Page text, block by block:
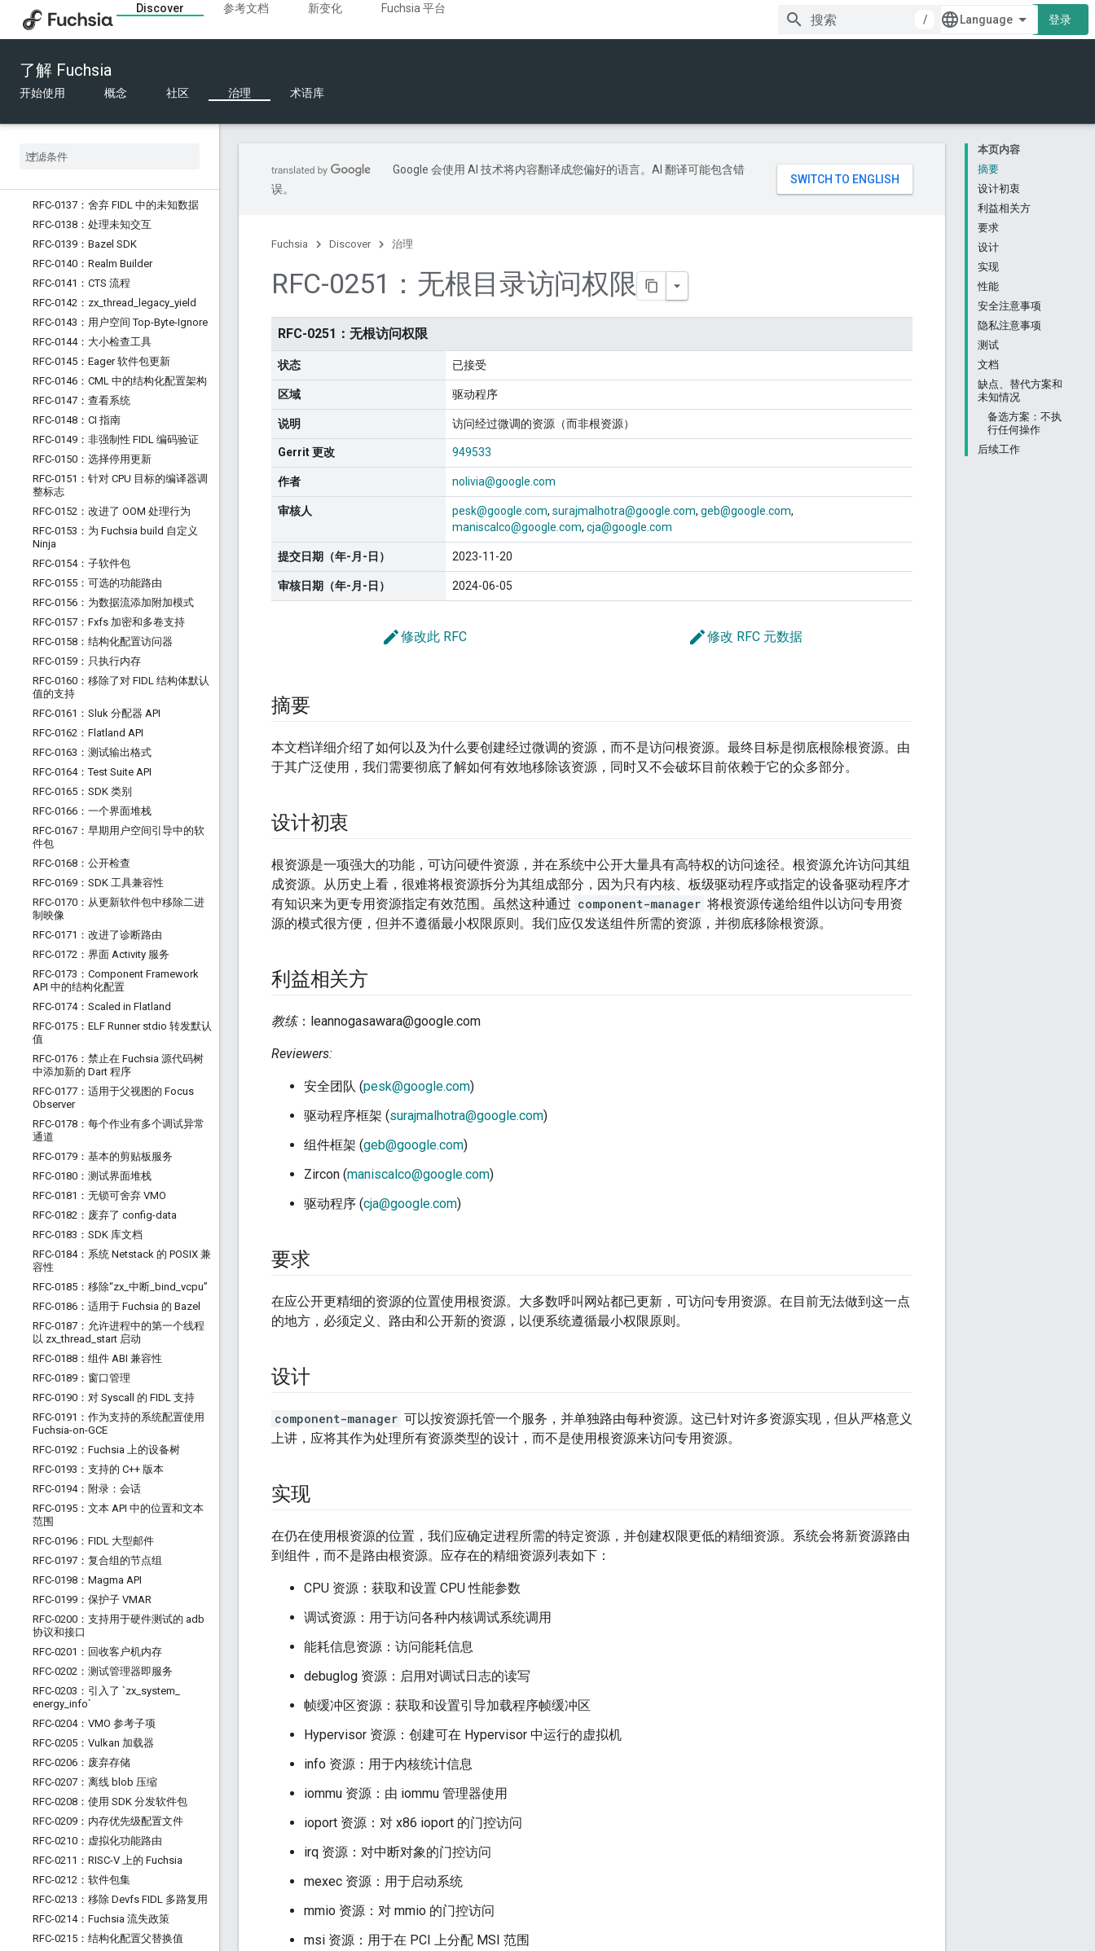
Discover 参考文档 新变化
Fuchsia 平台
/
登录
了解 Fuchsia
开始使用 概念 社区 治理 术语库
RFC-0128：引入 `zx_vcpu_kick`
RFC-0131：FIDL 有线格式的设计原则
RFC-0132：FIDL 表大小限制
RFC-0135：将系统 ABI 修订版本编码
成软件包
RFC-0137：舍弃 FIDL 中的未知数据
RFC-0138：处理未知交互
RFC-0139：Bazel SDK
RFC-0140：Realm Builder
RFC-0141：CTS 流程
RFC-0142：zx _thread legacy yield
RFC-0143：用户空间 Top-Byte-Ignore
RFC-0144：大小检查工具
RFC-0145：Eager 软件包更新
RFC-0146：CML 中的结构化配置架构
RFC-0147：查看系统
RFC-0148：CI 指南
RFC-0149：非强制性 FIDL 编码验证
RFC-0150：选择停用更新
RFC-0151：针对 CPU 目标的编译器调
整标志
RFC-0152：改进了 OOM 处理行为
RFC-0153：为 Fuchsia build 自定义
Ninja
RFC-0154：子软件包
RFC-0155：可选的功能路由
RFC-0156：为数据流添加附加模式
RFC-0157：Fxfs 加密和多卷支持
RFC-0158：结构化配置访问器
RFC-0159：只执行内存
RFC-0160：移除了对 FIDL 结构体默认
值的支持
RFC-0161：Sluk 分配器 API
RFC-0162：Flatland API
RFC-0163：测试输出格式
RFC-0164：Test Suite API
RFC-0165：SDK 类别
RFC-0166：一个界面堆栈
RFC-0167：早期用户空间引导中的软
件包
RFC-0168：公开检查
RFC-0169：SDK 工具兼容性
RFC-0170：从更新软件包中移除二进
制映像
RFC-0171：改进了诊断路由
RFC-0172：界面 Activity 服务
RFC-0173：Component Framework
API 中的结构化配置
RFC-0174：Scaled in Flatland
RFC-0175：ELF Runner stdio 转发默认
值
RFC-0176：禁止在 Fuchsia 源代码树
中添加新的 Dart 程序
RFC-0177：适用于父视图的 Focus
Observer
RFC-0178：每个作业有多个调试异常
通道
RFC-0179：基本的剪贴板服务
RFC-0180：测试界面堆栈
RFC-0181：无锁可舍弃 VMO
RFC-0182：废弃了 config-data
RFC-0183：SDK 库文档
RFC-0184：系统 Netstack 的 POSIX 兼
容性
RFC-0185：移除“zx 中断 bind vcpu”
RFC-0186：适用于 Fuchsia 的 Bazel
RFC-0187：允许进程中的第一个线程
以 zx _thread start 启动
RFC-0188：组件 ABI 兼容性
RFC-0189：窗口管理
RFC-0190：对 Syscall 的 FIDL 支持
RFC-0191：作为支持的系统配置使用
Fuchsia-on-GCE
RFC-0192：Fuchsia 上的设备树
RFC-0193：支持的 C++ 版本
RFC-0194：附录：会话
RFC-0195：文本 API 中的位置和文本
范围
RFC-0196：FIDL 大型邮件
RFC-0197：复合组的节点组
RFC-0198：Magma API
RFC-0199：保护子 VMAR
RFC-0200：支持用于硬件测试的 adb
协议和接口
RFC-0201：回收客户机内存
RFC-0202：测试管理器即服务
RFC-0203：引入了 `zx system
energy info`
RFC-0204：VMO 参考子项
RFC-0205：Vulkan 加载器
RFC-0206：废弃存储
RFC-0207：离线 blob 压缩
RFC-0208：使用 SDK 分发软件包
RFC-0209：内存优先级配置文件
RFC-0210：虚拟化功能路由
RFC-0211：RISC-V 上的 Fuchsia
RFC-0212：软件包集
RFC-0213：移除 Devfs FIDL 多路复用
RFC-0214：Fuchsia 流失政策
RFC-0215：结构化配置父替换值
本页内容
摘要
设计初衷
利益相关方
要求
设计
实现
性能
安全注意事项
隐私注意事项
测试
文档
缺点、替代方案和
未知情况
备选方案：不执
行任何操作
后续工作
Google 会使用 AI 技术将内容翻译成您偏好的语言。AI 翻译可能包含错
误。
Fuchsia Discover 治理
RFC-0251：无根目录访问权限
RFC-0251：无根访问权限
状态 已接受
区域 驱动程序
说明 访问经过微调的资源（而非根资源）
Gerrit 更改 949533
作者 nolivia@google.com
审核人 pesk@google.com surajmalhotra@google.com geb@google.com
maniscalco@google.com cja@google.com
提交日期（年-月-日） 2023-11-20
审核日期（年-月-日） 2024-06-05
edit修改此 RFC edit修改 RFC 元数据
摘要
本文档详细介绍了如何以及为什么要创建经过微调的资源，而不是访问根资源。最终目标是彻底根除根资源。由
于其广泛使用，我们需要彻底了解如何有效地移除该资源，同时又不会破坏目前依赖于它的众多部分。
设计初衷
根资源是一项强大的功能，可访问硬件资源，并在系统中公开大量具有高特权的访问途径。根资源允许访问其组
成资源。从历史上看，很难将根资源拆分为其组成部分，因为只有内核、板级驱动程序或指定的设备驱动程序才
有知识来为更专用资源指定有效范围。虽然这种通过 component-manager 将根资源传递给组件以访问专用资
源的模式很方便，但并不遵循最小权限原则。我们应仅发送组件所需的资源，并彻底移除根资源。
利益相关方
教练：leannogasawara@google.com
Reviewers:
安全团队 (pesk@google.com)
驱动程序框架 (surajmalhotra@google.com)
组件框架 (geb@google.com)
Zircon (maniscalco@google.com)
驱动程序 (cja@google.com)
要求
在应公开更精细的资源的位置使用根资源。大多数呼叫网站都已更新，可访问专用资源。在目前无法做到这一点
的地方，必须定义、路由和公开新的资源，以便系统遵循最小权限原则。
设计
component-manager 可以按资源托管一个服务，并单独路由每种资源。这已针对许多资源实现，但从严格意义
上讲，应将其作为处理所有资源类型的设计，而不是使用根资源来访问专用资源。
实现
在仍在使用根资源的位置，我们应确定进程所需的特定资源，并创建权限更低的精细资源。系统会将新资源路由
到组件，而不是路由根资源。应存在的精细资源列表如下：
CPU 资源：获取和设置 CPU 性能参数
调试资源：用于访问各种内核调试系统调用
能耗信息资源：访问能耗信息
debuglog 资源：启用对调试日志的读写
帧缓冲区资源：获取和设置引导加载程序帧缓冲区
Hypervisor 资源：创建可在 Hypervisor 中运行的虚拟机
info 资源：用于内核统计信息
iommu 资源：由 iommu 管理器使用
ioport 资源：对 x86 ioport 的门控访问
irq 资源：对中断对象的门控访问
mexec 资源：用于启动系统
mmio 资源：对 mmio 的门控访问
msi 资源：用于在 PCI 上分配 MSI 范围